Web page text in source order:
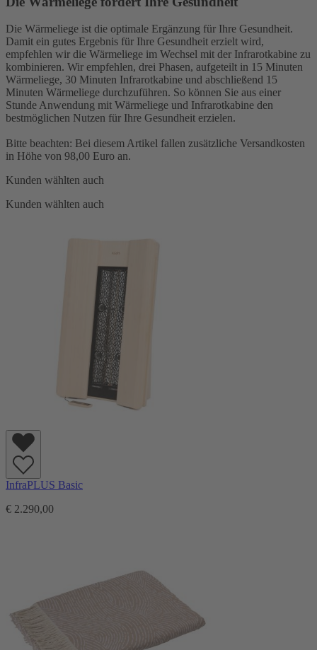
Die Wärmeliege ist die optimale Ergänzung für Ihre Gesundheit.
Damit ein gutes Ergebnis für Ihre Gesundheit erzielt wird,
empfehlen wir die Wärmeliege im Wechsel mit der Infrarotkabine zu
kombinieren. Wir empfehlen, drei Phasen, aufgeteilt in 15 Minuten
Wärmeliege, 30 Minuten Infrarotkabine und abschließend 15
Minuten Wärmeliege durchzuführen. So können Sie aus einer
Stunde Anwendung mit Wärmeliege und Infrarotkabine den
bestmöglichen Nutzen für Ihre Gesundheit erzielen.
Bitte beachten: Bei diesem Artikel fallen zusätzliche Versandkosten
in Höhe von 98,00 Euro an.
Kunden wählten auch
Kunden wählten auch
InfraPLUS Basic
€ 2.290,00